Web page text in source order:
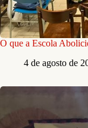
O que a Escola
4 de agosto de